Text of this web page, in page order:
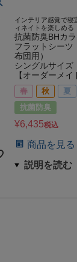
インテリア感覚で寝
ィネイトを楽しめる
抗菌防臭BHカ
フラットシーツ
布団用）
シングルサイズ
【オーダーメイ
春 秋 夏
抗菌防臭
¥6,435税込
商品を見る